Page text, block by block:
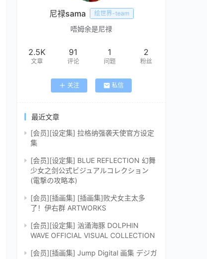
尼禄sama 绘世界-team
唔姆余是尼禄
2.5K
文章
91
评论
1
问题
2
粉丝
关注 私信
最近文章
[会员][设定集] 拉格纳强袭天使官方设定
集
[会员][设定集] BLUE REFLECTION 幻舞
少女之剑公式ビジュアルコレクション
(電撃の攻略本)
[会员][插画集] [插画集]败犬女主太多
了！伊右群 ARTWORKS
[会员][设定集] 汹涌海豚 DOLPHIN
WAVE OFFICIAL VISUAL COLLECTION
[会员][插画集] Jump Digital 画集 デジガ